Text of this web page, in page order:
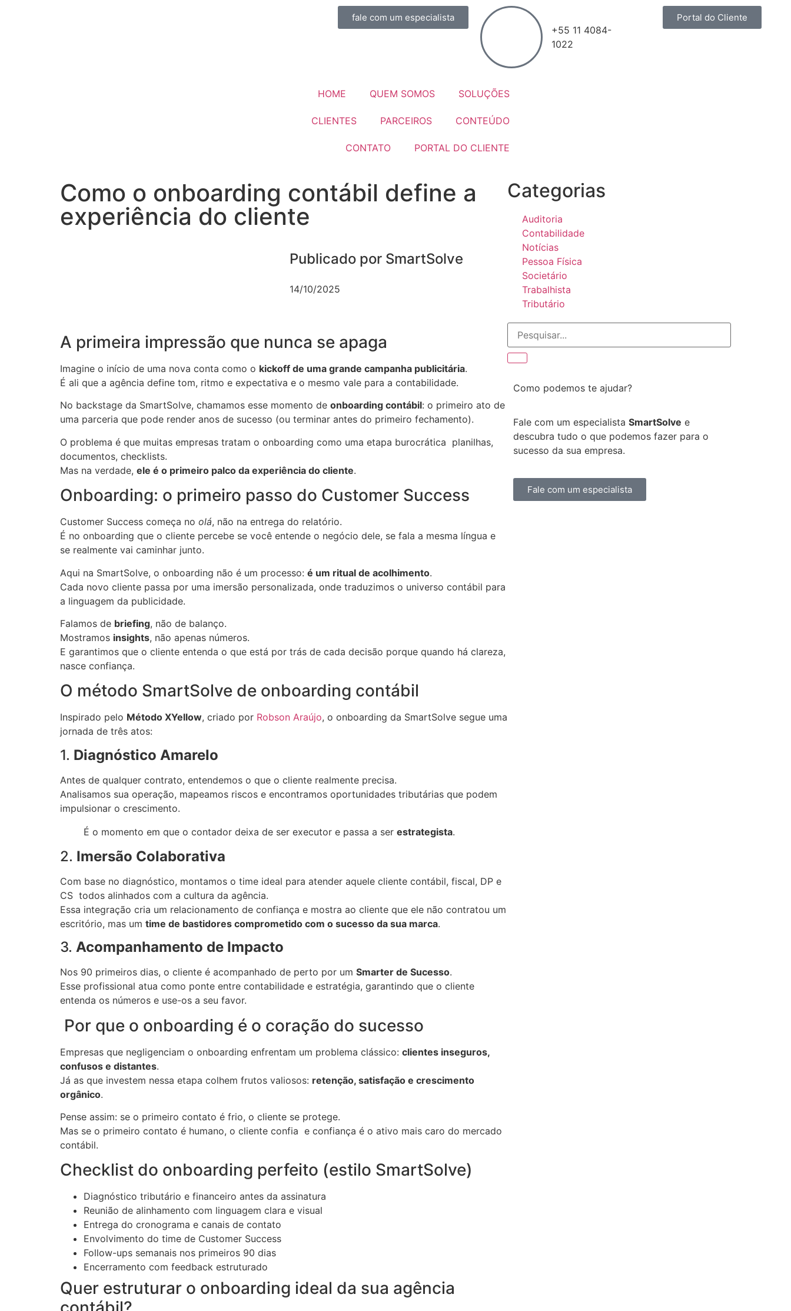
fale com um especialista
+55 11 4084-
1022
Portal do Cliente
HOME QUEM SOMOS SOLUÇÕES
CLIENTES PARCEIROS CONTEÚDO
CONTATO PORTAL DO CLIENTE
Como o onboarding contábil define a
experiência do cliente
Publicado por SmartSolve
14/10/2025
A primeira impressão que nunca se apaga
Imagine o início de uma nova conta como o kickoff de uma grande campanha publicitária.
É ali que a agência define tom, ritmo e expectativa e o mesmo vale para a contabilidade.
No backstage da SmartSolve, chamamos esse momento de onboarding contábil: o primeiro ato de
uma parceria que pode render anos de sucesso (ou terminar antes do primeiro fechamento).
O problema é que muitas empresas tratam o onboarding como uma etapa burocrática planilhas,
documentos, checklists.
Mas na verdade, ele é o primeiro palco da experiência do cliente.
Onboarding: o primeiro passo do Customer Success
Customer Success começa no olá, não na entrega do relatório.
É no onboarding que o cliente percebe se você entende o negócio dele, se fala a mesma língua e
se realmente vai caminhar junto.
Aqui na SmartSolve, o onboarding não é um processo: é um ritual de acolhimento.
Cada novo cliente passa por uma imersão personalizada, onde traduzimos o universo contábil para
a linguagem da publicidade.
Falamos de briefing, não de balanço.
Mostramos insights, não apenas números.
E garantimos que o cliente entenda o que está por trás de cada decisão porque quando há clareza,
nasce confiança.
O método SmartSolve de onboarding contábil
Inspirado pelo Método XYellow, criado por Robson Araújo, o onboarding da SmartSolve segue uma
jornada de três atos:
1. Diagnóstico Amarelo
Antes de qualquer contrato, entendemos o que o cliente realmente precisa.
Analisamos sua operação, mapeamos riscos e encontramos oportunidades tributárias que podem
impulsionar o crescimento.
É o momento em que o contador deixa de ser executor e passa a ser estrategista.
2. Imersão Colaborativa
Com base no diagnóstico, montamos o time ideal para atender aquele cliente contábil, fiscal, DP e
CS todos alinhados com a cultura da agência.
Essa integração cria um relacionamento de confiança e mostra ao cliente que ele não contratou um
escritório, mas um time de bastidores comprometido com o sucesso da sua marca.
3. Acompanhamento de Impacto
Nos 90 primeiros dias, o cliente é acompanhado de perto por um Smarter de Sucesso.
Esse profissional atua como ponte entre contabilidade e estratégia, garantindo que o cliente
entenda os números e use-os a seu favor.
Por que o onboarding é o coração do sucesso
Empresas que negligenciam o onboarding enfrentam um problema clássico: clientes inseguros,
confusos e distantes.
Já as que investem nessa etapa colhem frutos valiosos: retenção, satisfação e crescimento
orgânico.
Pense assim: se o primeiro contato é frio, o cliente se protege.
Mas se o primeiro contato é humano, o cliente confia e confiança é o ativo mais caro do mercado
contábil.
Checklist do onboarding perfeito (estilo SmartSolve)
Diagnóstico tributário e financeiro antes da assinatura
Reunião de alinhamento com linguagem clara e visual
Entrega do cronograma e canais de contato
Envolvimento do time de Customer Success
Follow-ups semanais nos primeiros 90 dias
Encerramento com feedback estruturado
Quer estruturar o onboarding ideal da sua agência
Categorias
Auditoria
Contabilidade
Notícias
Pessoa Física
Societário
Trabalhista
Tributário
Como podemos te ajudar?
Fale com um especialista SmartSolve e
descubra tudo o que podemos fazer para o
sucesso da sua empresa.
Fale com um especialista